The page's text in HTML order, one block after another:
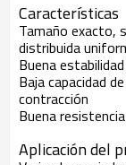
Características
Tamaño exacto,
distribuida
Buena
Baja capacidad
contracción
Buena
Aplicación del